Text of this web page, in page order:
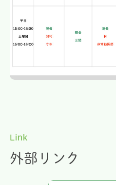
Link
外部リンク